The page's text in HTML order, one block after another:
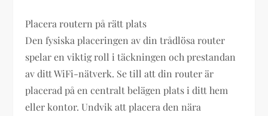
Placera routern på rätt plats
Den fysiska placeringen av din trådlösa router
spelar en viktig roll i täckningen och prestandan
av ditt WiFi-nätverk. Se till att din router är
placerad på en centralt belägen plats i ditt hem
eller kontor. Undvik att placera den nära